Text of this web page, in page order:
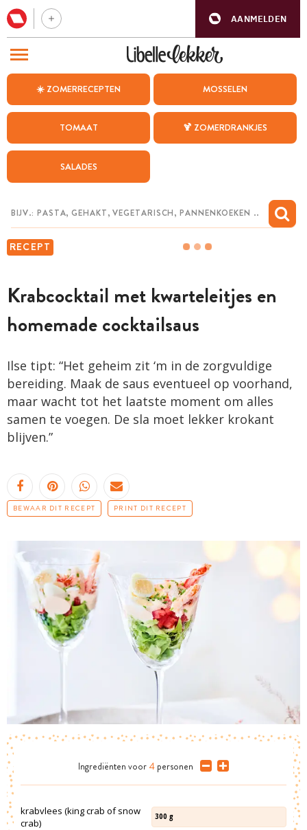
AANMELDEN
☀️ ZOMERRECEPTEN MOSSELEN
TOMAAT 🍹 ZOMERDRANKJES
SALADES
RECEPT
Krabcocktail met kwarteleitjes en
homemade cocktailsaus
Ilse tipt: “Het geheim zit ‘m in de zorgvuldige
bereiding. Maak de saus eventueel op voorhand,
maar wacht tot het laatste moment om alles
samen te voegen. De sla moet lekker krokant
blijven.”
BEWAAR DIT RECEPT PRINT DIT RECEPT
Ingrediënten voor 4 personen
krabvlees (king crab of snow
crab)
300 g
BEZOEK ONZE ANDERE WEBSITES
WEEKMENU
CHAT MET MAIA
MIJN BEWAARDE RECEPTEN